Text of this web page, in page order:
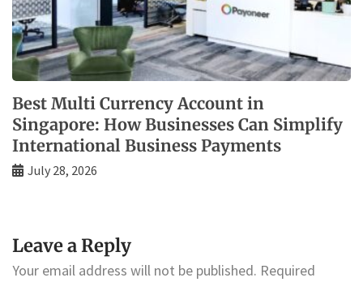
Best Multi Currency Account in
Singapore: How Businesses Can Simplify
International Business Payments
July 28, 2026
Leave a Reply
Your email address will not be published. Required